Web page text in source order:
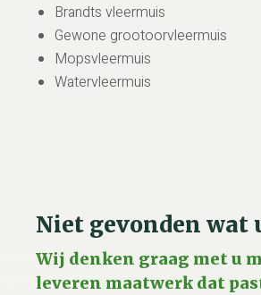
Brandts vleermuis
Gewone grootoorvleermuis
Mopsvleermuis
Watervleermuis
Niet gevonden wat
Wij denken graag met u
leveren maatwerk dat